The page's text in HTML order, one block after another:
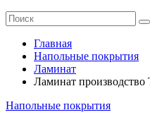
Главная
Напольные покрытия
Ламинат
Ламинат производство
Напольные покрытия